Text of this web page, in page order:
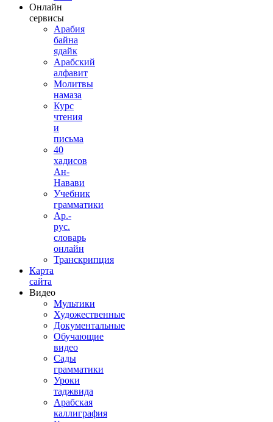
Онлайн
сервисы
Арабия
байна
ядайк
Арабский
алфавит
Молитвы
намаза
Курс
чтения
и
письма
40
хадисов
Ан-
Навави
Учебник
грамматики
Ар.-
рус.
словарь
онлайн
Транскрипция
Карта
сайта
Видео
Мультики
Художественные
Документальные
Обучающие
видео
Сады
грамматики
Уроки
таджвида
Арабская
каллиграфия